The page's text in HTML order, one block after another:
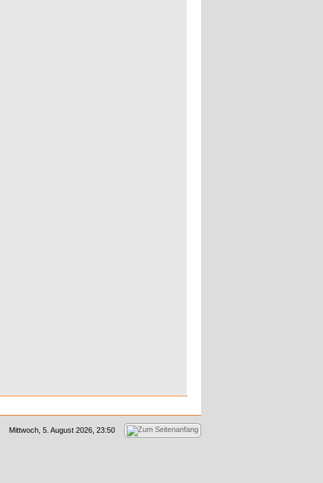
Mittwoch, 5. August 2026, 23:50